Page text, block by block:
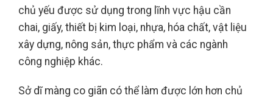
chủ yếu được sử dụng trong lĩnh vực hậu cần
chai, giấy, thiết bị kim loại, nhựa, hóa chất, vật liệu
xây dựng, nông sản, thực phẩm và các ngành
công nghiệp khác.
Sở dĩ màng co giãn có thể làm được lớn hơn chủ